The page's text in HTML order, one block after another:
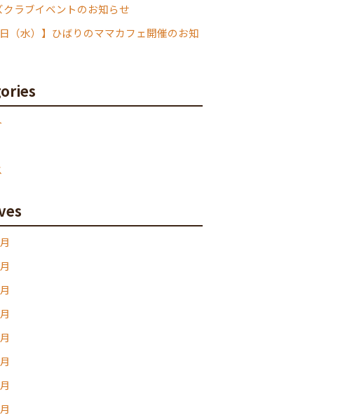
クラブイベントのお知らせ
日（水）】ひばりのママカフェ開催のお知